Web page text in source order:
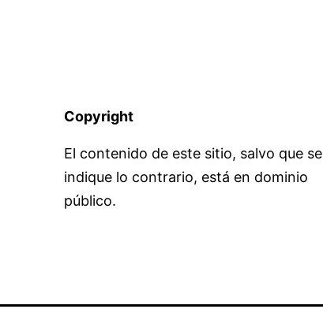
Copyright
El contenido de este sitio, salvo que se
indique lo contrario, está en dominio
público.